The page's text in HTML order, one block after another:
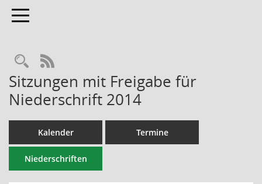
Toggle navigation
RSS-Feed
Sitzungen mit Freigabe für
Niederschrift 2014
Kalender Termine
Niederschriften